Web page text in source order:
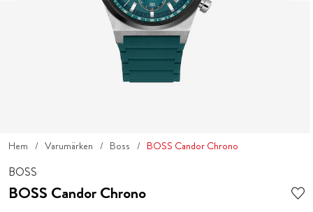
Hem Varumärken Boss BOSS Candor Chrono
BOSS
BOSS Candor Chrono